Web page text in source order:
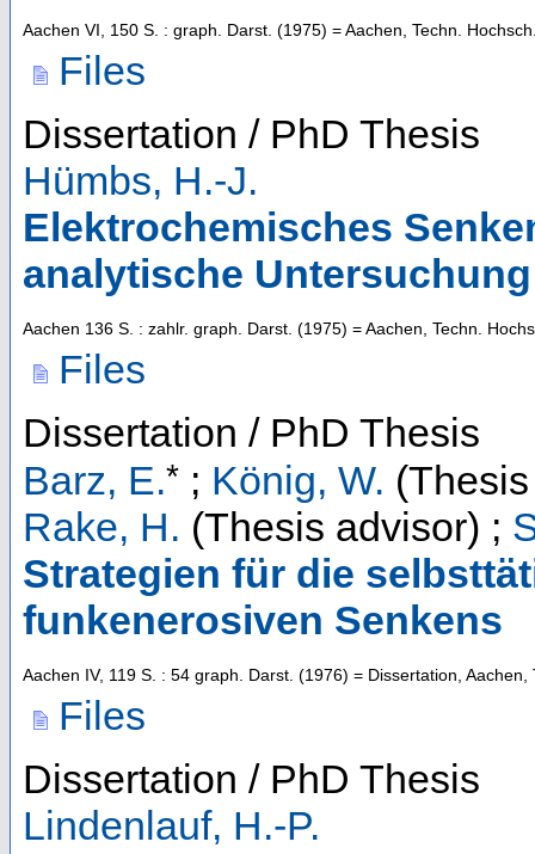
Aachen VI, 150 S. : graph. Darst. (1975) = Aachen, Techn.
Files
Dissertation / PhD Thesis
Hümbs, H.-J.
Elektrochemisches
analytische
Aachen 136 S. : zahlr. graph. Darst. (1975) = Aachen, Techn.
Files
Dissertation / PhD Thesis
Barz, E.* ; König, W.
Rake, H. (Thesis advisor) ;
Strategien für die
funkenerosiven Senkens
Aachen IV, 119 S. : 54 graph. Darst. (1976) = Dissertation, Aachen,
Files
Dissertation / PhD Thesis
Lindenlauf, H.-P.